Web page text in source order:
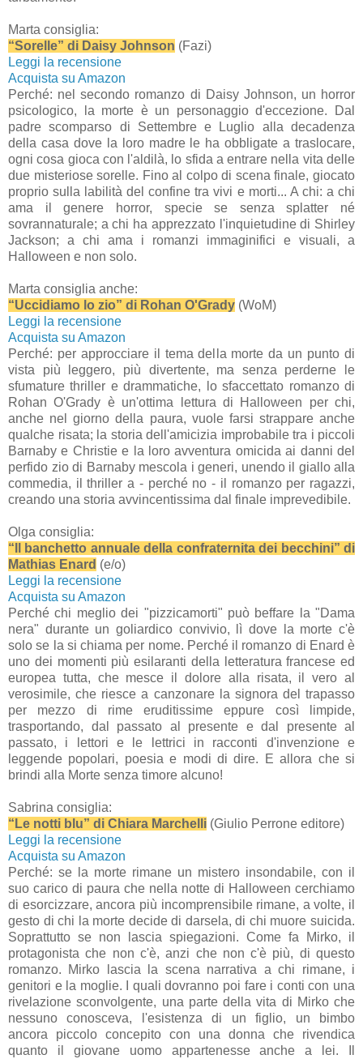
Marta consiglia:
“Sorelle” di Daisy Johnson (Fazi)
Leggi la recensione
Acquista su Amazon
Perché: nel secondo romanzo di Daisy Johnson, un horror
psicologico, la morte è un personaggio d'eccezione. Dal
padre scomparso di Settembre e Luglio alla decadenza
della casa dove la loro madre le ha obbligate a traslocare,
ogni cosa gioca con l'aldilà, lo sfida a entrare nella vita delle
due misteriose sorelle. Fino al colpo di scena finale, giocato
proprio sulla labilità del confine tra vivi e morti... A chi: a chi
ama il genere horror, specie se senza splatter né
sovrannaturale; a chi ha apprezzato l'inquietudine di Shirley
Jackson; a chi ama i romanzi immaginifici e visuali, a
Halloween e non solo.
Marta consiglia anche:
“Uccidiamo lo zio” di Rohan O'Grady (WoM)
Leggi la recensione
Acquista su Amazon
Perché: per approcciare il tema della morte da un punto di
vista più leggero, più divertente, ma senza perderne le
sfumature thriller e drammatiche, lo sfaccettato romanzo di
Rohan O'Grady è un'ottima lettura di Halloween per chi,
anche nel giorno della paura, vuole farsi strappare anche
qualche risata; la storia dell'amicizia improbabile tra i piccoli
Barnaby e Christie e la loro avventura omicida ai danni del
perfido zio di Barnaby mescola i generi, unendo il giallo alla
commedia, il thriller a - perché no - il romanzo per ragazzi,
creando una storia avvincentissima dal finale imprevedibile.
Olga consiglia:
“Il banchetto annuale della confraternita dei becchini” di
Mathias Enard (e/o)
Leggi la recensione
Acquista su Amazon
Perché chi meglio dei "pizzicamorti" può beffare la "Dama
nera" durante un goliardico convivio, lì dove la morte c'è
solo se la si chiama per nome. Perché il romanzo di Enard è
uno dei momenti più esilaranti della letteratura francese ed
europea tutta, che mesce il dolore alla risata, il vero al
verosimile, che riesce a canzonare la signora del trapasso
per mezzo di rime eruditissime eppure così limpide,
trasportando, dal passato al presente e dal presente al
passato, i lettori e le lettrici in racconti d'invenzione e
leggende popolari, poesia e modi di dire. E allora che si
brindi alla Morte senza timore alcuno!
Sabrina consiglia:
“Le notti blu” di Chiara Marchelli (Giulio Perrone editore)
Leggi la recensione
Acquista su Amazon
Perché: se la morte rimane un mistero insondabile, con il
suo carico di paura che nella notte di Halloween cerchiamo
di esorcizzare, ancora più incomprensibile rimane, a volte, il
gesto di chi la morte decide di darsela, di chi muore suicida.
Soprattutto se non lascia spiegazioni. Come fa Mirko, il
protagonista che non c'è, anzi che non c'è più, di questo
romanzo. Mirko lascia la scena narrativa a chi rimane, i
genitori e la moglie. I quali dovranno poi fare i conti con una
rivelazione sconvolgente, una parte della vita di Mirko che
nessuno conosceva, l'esistenza di un figlio, un bimbo
ancora piccolo concepito con una donna che rivendica
quanto il giovane uomo appartenesse anche a lei. Il